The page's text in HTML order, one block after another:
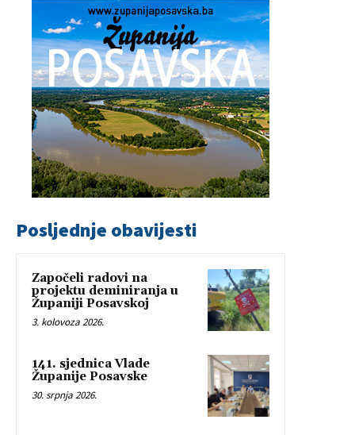
Posljednje obavijesti
Započeli radovi na
projektu deminiranja u
Županiji Posavskoj
3. kolovoza 2026.
141. sjednica Vlade
Županije Posavske
30. srpnja 2026.